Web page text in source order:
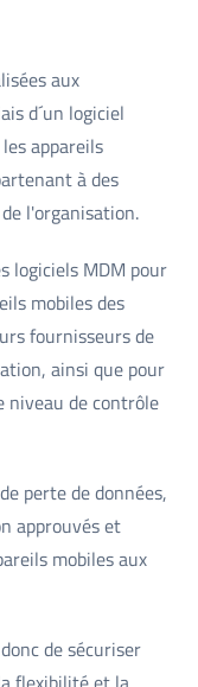
aux
d´un logiciel
appareils
à des
l'organisation.
logiciels MDM pour
mobiles des
fournisseurs de
ainsi que pour
niveau de contrôle
perte de données,
approuvés et
mobiles aux
de sécuriser